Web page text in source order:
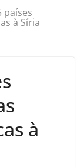
países
à Síria
à